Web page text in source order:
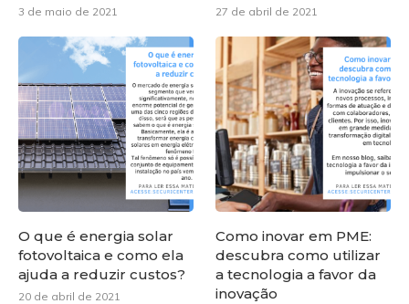
3 de maio de 2021 27 de abril de 2021
O que é energia solar
fotovoltaica e como ela
ajuda a reduzir custos?
20 de abril de 2021
Como inovar em PME:
descubra como utilizar
a tecnologia a favor da
inovação